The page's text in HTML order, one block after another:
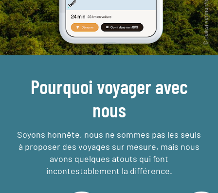
Pourquoi voyager avec
nous
Soyons honnête, nous ne sommes pas les seuls
à proposer des voyages sur mesure, mais nous
avons quelques atouts qui font
incontestablement la différence.